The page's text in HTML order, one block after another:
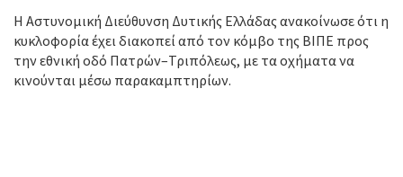
Η Αστυνομική Διεύθυνση Δυτικής Ελλάδας ανακοίνωσε ότι η
κυκλοφορία έχει διακοπεί από τον κόμβο της ΒΙΠΕ προς
την εθνική οδό Πατρών–Τριπόλεως, με τα οχήματα να
κινούνται μέσω παρακαμπτηρίων.